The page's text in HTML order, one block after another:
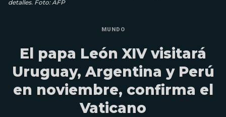
detalles. Foto: AFP
MUNDO
El papa León XIV visitará
Uruguay, Argentina y Perú
en noviembre, confirma el
Vaticano